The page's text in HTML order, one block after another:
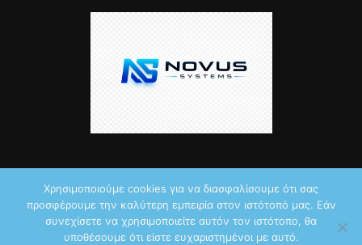
© 2026 by iTechNews.gr
Χρησιμοποιούμε cookies για να διασφαλίσουμε ότι σας
προσφέρουμε την καλύτερη εμπειρία στον ιστότοπό μας. Εάν
συνεχίσετε να χρησιμοποιείτε αυτόν τον ιστότοπο, θα
υποθέσουμε ότι είστε ευχαριστημένοι με αυτό.